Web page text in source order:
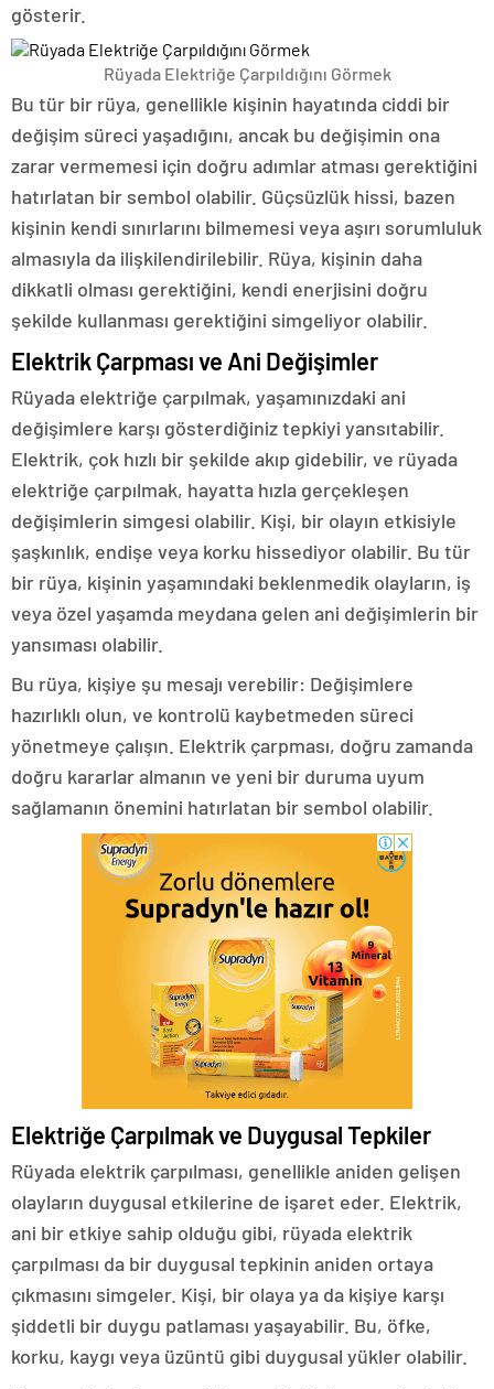
gösterir.
Rüyada Elektriğe Çarpıldığını Görmek
Bu tür bir rüya, genellikle kişinin hayatında ciddi bir
değişim süreci yaşadığını, ancak bu değişimin ona
zarar vermemesi için doğru adımlar atması gerektiğini
hatırlatan bir sembol olabilir. Güçsüzlük hissi, bazen
kişinin kendi sınırlarını bilmemesi veya aşırı sorumluluk
almasıyla da ilişkilendirilebilir. Rüya, kişinin daha
dikkatli olması gerektiğini, kendi enerjisini doğru
şekilde kullanması gerektiğini simgeliyor olabilir.
Elektrik Çarpması ve Ani Değişimler
Rüyada elektriğe çarpılmak, yaşamınızdaki ani
değişimlere karşı gösterdiğiniz tepkiyi yansıtabilir.
Elektrik, çok hızlı bir şekilde akıp gidebilir, ve rüyada
elektriğe çarpılmak, hayatta hızla gerçekleşen
değişimlerin simgesi olabilir. Kişi, bir olayın etkisiyle
şaşkınlık, endişe veya korku hissediyor olabilir. Bu tür
bir rüya, kişinin yaşamındaki beklenmedik olayların, iş
veya özel yaşamda meydana gelen ani değişimlerin bir
yansıması olabilir.
Bu rüya, kişiye şu mesajı verebilir: Değişimlere
hazırlıklı olun, ve kontrolü kaybetmeden süreci
yönetmeye çalışın. Elektrik çarpması, doğru zamanda
doğru kararlar almanın ve yeni bir duruma uyum
sağlamanın önemini hatırlatan bir sembol olabilir.
Elektriğe Çarpılmak ve Duygusal Tepkiler
Rüyada elektrik çarpılması, genellikle aniden gelişen
olayların duygusal etkilerine de işaret eder. Elektrik,
ani bir etkiye sahip olduğu gibi, rüyada elektrik
çarpılması da bir duygusal tepkinin aniden ortaya
çıkmasını simgeler. Kişi, bir olaya ya da kişiye karşı
şiddetli bir duygu patlaması yaşayabilir. Bu, öfke,
korku, kaygı veya üzüntü gibi duygusal yükler olabilir.